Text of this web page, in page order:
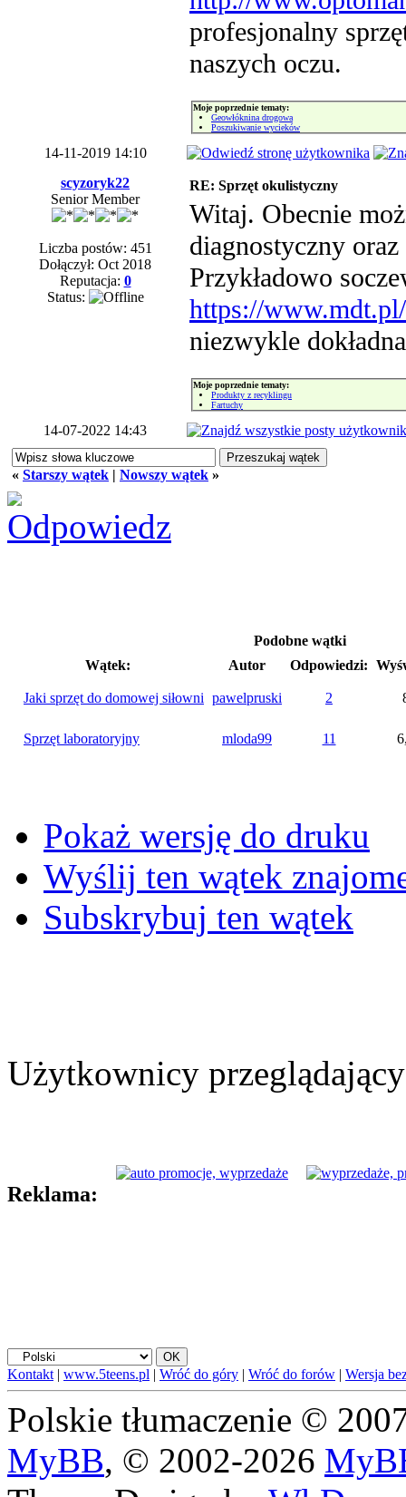
profesjonalny
naszych oczu.
Moje poprzednie tematy:
Geowłóknina drogowa
Poszukiwanie wycieków
14-11-2019 14:10
scyzoryk22
Senior Member
Liczba postów: 451
Dołączył: Oct 2018
Reputacja: 0
Status:
RE: Sprzęt okulistyczny
Witaj. Obecnie
diagnostyczny
Przykładowo
https://
niezwykle
Moje poprzednie tematy:
Produkty z recyklingu
Fartuchy
14-07-2022 14:43
« Starszy wątek | Nowszy wątek »
Podobne wątki
Wątek:
Autor Odpowiedzi:
Jaki sprzęt do domowej siłowni pawelpruski 2
Sprzęt laboratoryjny mloda99 11
Pokaż wersję do druku
Wyślij ten wątek
Subskrybuj ten wątek
Użytkownicy
Reklama:
Kontakt | www.5teens.pl | Wróć do góry | Wróć do forów | Wersja
Polskie tłumaczenie ©
MyBB, © 2002-2026